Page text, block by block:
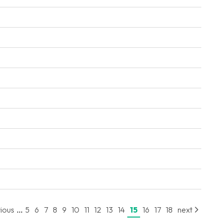
... 5 6 7 8 9 10 11 12 13 14 15 16 17 18 next